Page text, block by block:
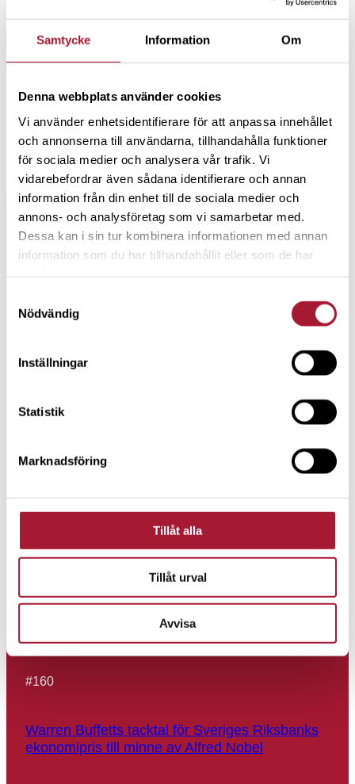
Samtycke Information Om
Denna webbplats använder cookies
Vi använder enhetsidentifierare för att anpassa innehållet
och annonserna till användarna, tillhandahålla funktioner
för sociala medier och analysera vår trafik. Vi
vidarebefordrar även sådana identifierare och annan
information från din enhet till de sociala medier och
annons- och analysföretag som vi samarbetar med.
Dessa kan i sin tur kombinera informationen med annan
information som du har tillhandahållit eller som de har
Nödvändig
Inställningar
Statistik
Marknadsföring
Tillåt alla
Tillåt urval
Avvisa
fondprodukter som ger långsiktiga kundrelationer.
Per H Börjesson, VD, Investment AB Spiltan
10 feb, 2011
ARKIV SPARREBELLEN
#164
Sju skäl till varför LILIS-aktierna är bra
långsiktiga placeringar
#160
Warren Buffetts tacktal för Sveriges Riksbanks
ekonomipris till minne av Alfred Nobel